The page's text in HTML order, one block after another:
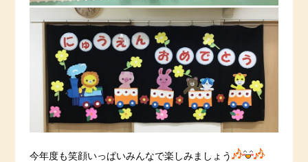
今年度も笑顔いっぱいみんなで楽しみましょう